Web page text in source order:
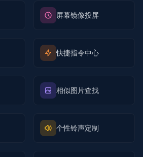
屏幕镜像投屏
快捷指令中心
相似图片查找
个性铃声定制